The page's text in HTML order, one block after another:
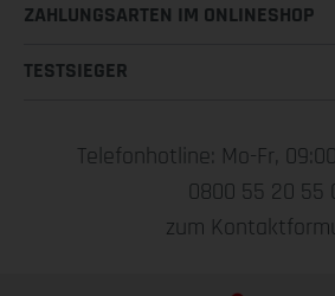
ZAHLUNGSARTEN IM ONLINESHOP
TESTSIEGER
Telefonhotline: Mo-Fr, 09:00
0800 55 20 55
zum